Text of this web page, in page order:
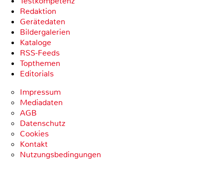
Redaktion
Gerätedaten
Bildergalerien
Kataloge
RSS-Feeds
Topthemen
Editorials
Impressum
Mediadaten
AGB
Datenschutz
Cookies
Kontakt
Nutzungsbedingungen